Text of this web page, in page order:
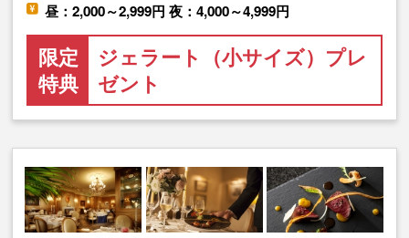
昼：2,000～2,999円 夜：4,000～4,999円
限定
特典
ジェラート（小サイズ）プレ
ゼント